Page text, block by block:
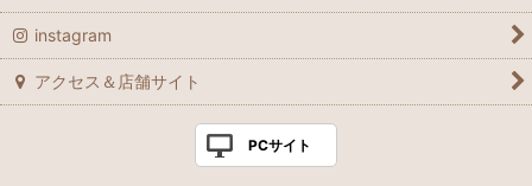
instagram
アクセス＆店舗サイト
PCサイト